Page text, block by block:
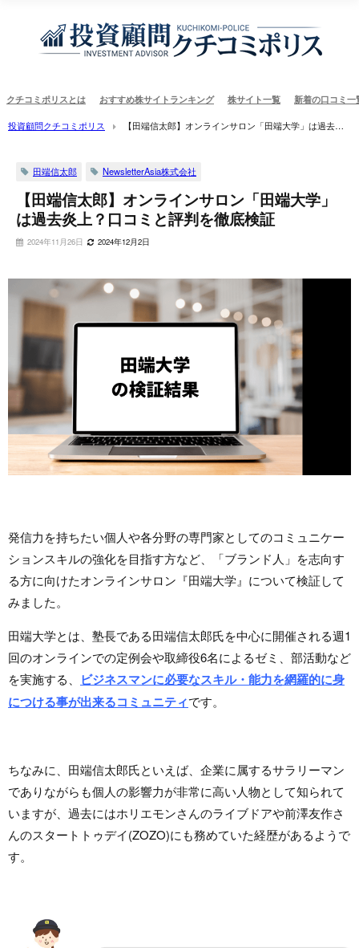
クチコミポリスとは おすすめ株サイトランキング 株サイト一覧 新着の口コミ一
投資顧問クチコミポリス
【田端信太郎】オンラインサロン「田端大学」は過去炎
田端信太郎 NewsletterAsia株式会社
【田端信太郎】オンラインサロン「田端大学」
は過去炎上？口コミと評判を徹底検証
2024年11月26日 2024年12月2日
発信力を持ちたい個人や各分野の専門家としてのコミュニケー
ションスキルの強化を目指す方など、「ブランド人」を志向す
る方に向けたオンラインサロン『田端大学』について検証して
みました。
田端大学とは、塾長である田端信太郎氏を中心に開催される週1
回のオンラインでの定例会や取締役6名によるゼミ、部活動など
を実施する、 ビジネスマンに必要なスキル・能力を網羅的に身
につける事が出来るコミュニティです。
ちなみに、田端信太郎氏といえば、企業に属するサラリーマン
でありながらも個人の影響力が非常に高い人物として知られて
いますが、過去にはホリエモンさんのライブドアや前澤友作さ
んのスタートトゥデイ(ZOZO)にも務めていた経歴があるようで
す。